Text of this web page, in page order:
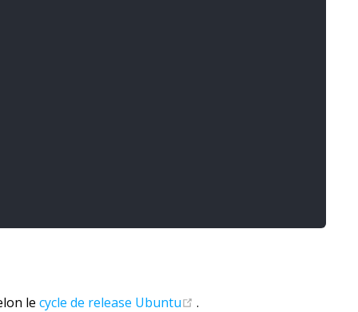
le cycle de release Ubuntu (opens new window)
.